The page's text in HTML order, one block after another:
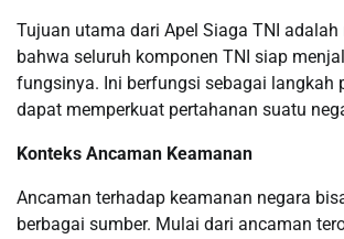
Tujuan utama dari Apel Siaga TNI
bahwa seluruh komponen TNI siap
fungsinya. Ini berfungsi sebagai langkah
dapat memperkuat pertahanan suatu
Konteks Ancaman Keamanan
Ancaman terhadap keamanan negara
berbagai sumber. Mulai dari ancaman